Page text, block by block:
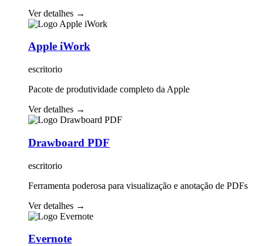
Ver detalhes →
Apple iWork
escritorio
Pacote de produtividade completo da Apple
Ver detalhes →
Drawboard PDF
escritorio
Ferramenta poderosa para visualização e anotação de PDFs
Ver detalhes →
Evernote